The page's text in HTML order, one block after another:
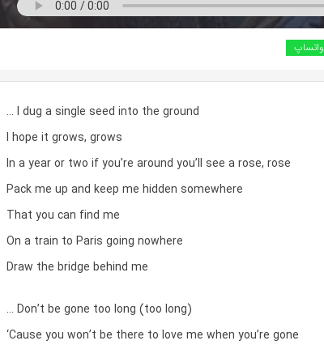
واتساپ
… I dug a single seed into the ground
I hope it grows, grows
In a year or two if you’re around you’ll see a rose, rose
Pack me up and keep me hidden somewhere
That you can find me
On a train to Paris going nowhere
Draw the bridge behind me
… Don’t be gone too long (too long)
‘Cause you won’t be there to love me when you’re gone